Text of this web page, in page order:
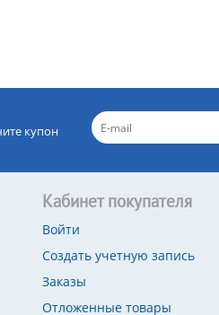
купон
Кабинет покупателя
Войти
Создать учетную запись
Заказы
Отложенные товары